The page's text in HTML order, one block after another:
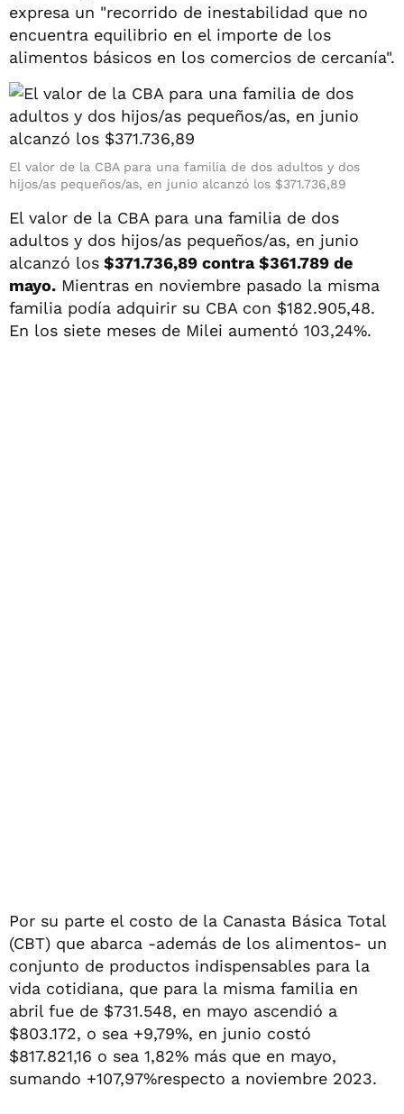
expresa un "recorrido de inestabilidad que no
encuentra equilibrio en el importe de los
alimentos básicos en los comercios de cercanía".
El valor de la CBA para una familia de dos adultos y dos
hijos/as pequeños/as, en junio alcanzó los $371.736,89
El valor de la CBA para una familia de dos
adultos y dos hijos/as pequeños/as, en junio
alcanzó los $371.736,89 contra $361.789 de
mayo. Mientras en noviembre pasado la misma
familia podía adquirir su CBA con $182.905,48.
En los siete meses de Milei aumentó 103,24%.
Por su parte el costo de la Canasta Básica Total
(CBT) que abarca -además de los alimentos- un
conjunto de productos indispensables para la
vida cotidiana, que para la misma familia en
abril fue de $731.548, en mayo ascendió a
$803.172, o sea +9,79%, en junio costó
$817.821,16 o sea 1,82% más que en mayo,
sumando +107,97%respecto a noviembre 2023.